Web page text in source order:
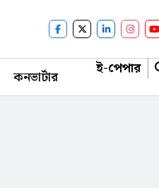
কনভার্টার ই-পেপার